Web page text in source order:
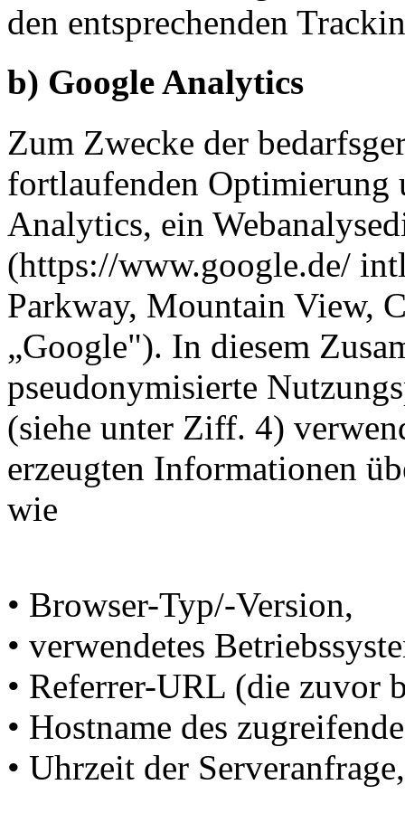
den entsprechenden
b) Google Analytics
Zum Zwecke der
fortlaufenden Optimierung
Analytics, ein
(https://www.google.de/
Parkway, Mountain View,
„Google"). In diesem
pseudonymisierte
(siehe unter Ziff. 4)
erzeugten Informationen
wie
• Browser-Typ/-Version,
• verwendetes
• Referrer-URL (die zuvor
• Hostname des
• Uhrzeit der Serveranfrage,